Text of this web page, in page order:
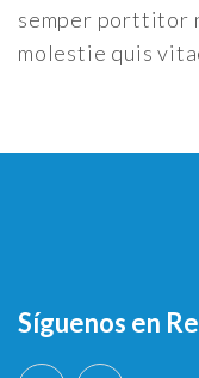
semper porttitor
molestie quis
Síguenos en